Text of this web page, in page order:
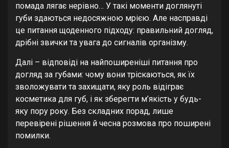
помада лягає нерівно… У такі моменти доглянуті
губи здаються недосяжною мрією. Але насправді
це питання щоденного підходу: правильний догляд,
дрібні звички та увага до сигналів організму.
Далі – відповіді на найпоширеніші питання про
догляд за губами: чому вони тріскаються, як їх
зволожувати та захищати, яку роль відіграє
косметика для губ, і як зберегти м’якість у будь-
яку пору року. Без складних порад, лише
перевірені рішення й чесна розмова про поширені
помилки.